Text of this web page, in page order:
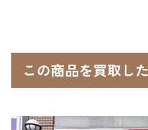
この商品を買取し